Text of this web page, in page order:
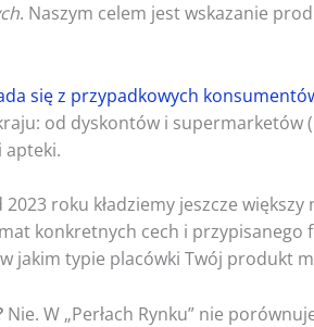
. Naszym celem jest wskazanie
się z przypadkowych
od dyskontów i supermarketów
apteki.
roku kładziemy jeszcze
konkretnych cech i przypisanego
typie placówki Twój produkt
Nie. W „Perłach Rynku” nie